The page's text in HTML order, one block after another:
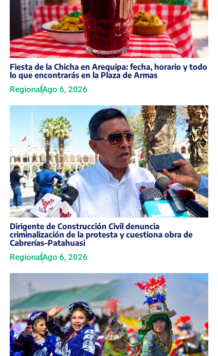
Fiesta de la Chicha en Arequipa: fecha, horario y todo
lo que encontrarás en la Plaza de Armas
Regional Ago 6, 2026
Dirigente de Construcción Civil denuncia
criminalización de la protesta y cuestiona obra de
Cabrerías–Patahuasi
RegionalAgo 6, 2026